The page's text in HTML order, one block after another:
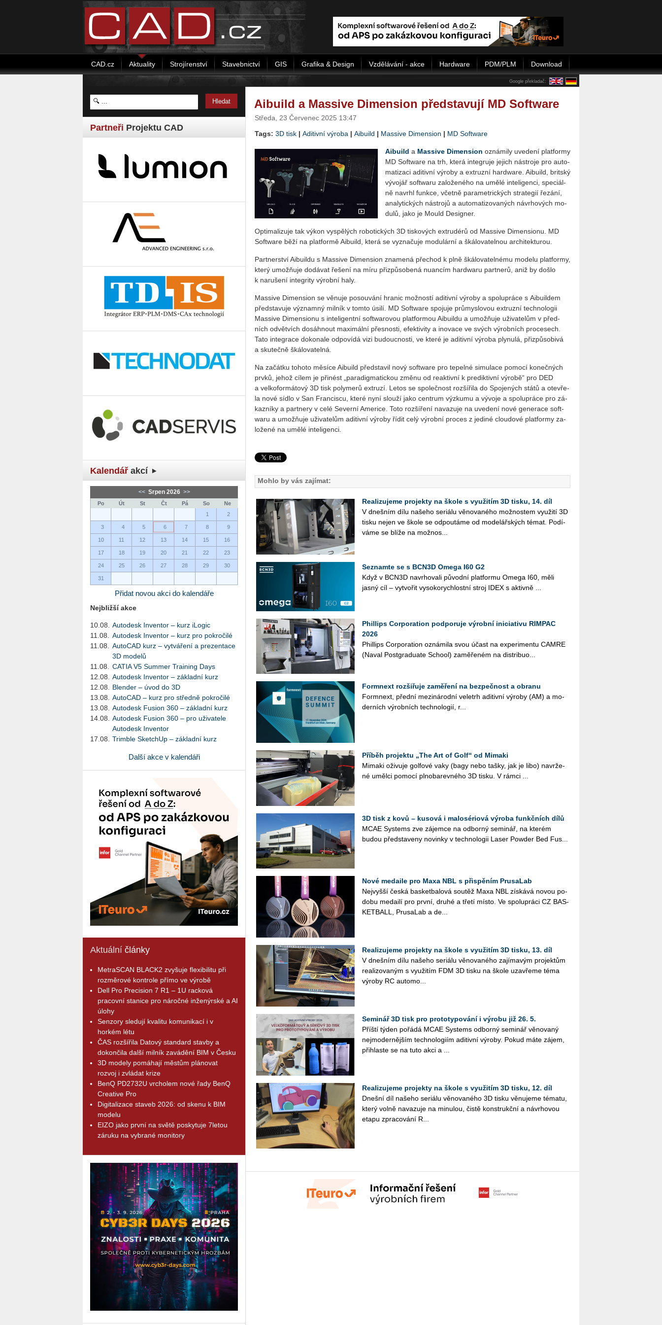
CAD.cz Aktuality Strojírenství Stavebnictví GIS Grafika & Design Vzdělávání - akce Hardware PDM/PLM Download
Google překladač:
Partneři Projektu CAD
Kalendář akcí
<< Srpen 2026 >>
Po Út St Čt Pá So
Ne
1
2
3 4 5 6 7 8 9
10 11 12 13 14 15 16
17 18 19 20 21 22 23
24 25 26 27 28 29 30
31
Přidat novou akci do kalendáře
Nejbližší akce
10.08.
Autodesk Inventor – kurz iLogic
11.08.
Autodesk Inventor – kurz pro pokročilé
11.08.
AutoCAD kurz – vytváření a prezentace
3D modelů
11.08.
CATIA V5 Summer Training Days
12.08.
Autodesk Inventor – základní kurz
12.08.
Blender – úvod do 3D
13.08.
AutoCAD – kurz pro středně pokročilé
13.08.
Autodesk Fusion 360 – základní kurz
14.08.
Autodesk Fusion 360 – pro uživatele
Autodesk Inventor
17.08.
Trimble SketchUp – základní kurz
Další akce v kalendáři
Aktuální články
MetraSCAN BLACK2 zvyšuje flexibilitu při
rozměrové kontrole přímo ve výrobě
Dell Pro Precision 7 R1 – 1U racková
pracovní stanice pro náročné inženýrské a AI
úlohy
Senzory sledují kvalitu komunikací i v
horkém létu
ČAS rozšířila Datový standard stavby a
dokončila další milník zavádění BIM v Česku
3D modely pomáhají městům plánovat
rozvoj i zvládat krize
BenQ PD2732U vrcholem nové řady BenQ
Creative Pro
Digitalizace staveb 2026: od skenu k BIM
modelu
EIZO jako první na světě poskytuje 7letou
záruku na vybrané monitory
Aibuild a Massive Dimension představují MD Software
Středa, 23 Červenec 2025 13:47
Tags: 3D tisk | Aditivní výroba | Aibuild | Massive Dimension | MD Software
Ai­bu­ild a Mas­si­ve Di­men­si­on ozná­mi­ly uve­de­ní plat­for­my
MD Soft­ware na trh, která in­te­gru­je je­jich ná­stro­je pro au­to­
ma­ti­za­ci adi­tiv­ní vý­ro­by a ex­truz­ní hard­ware. Ai­bu­ild, brit­ský
vý­vo­jář soft­wa­ru za­lo­že­né­ho na umělé in­te­li­gen­ci, spe­ci­ál­
ně na­vr­hl funk­ce, včet­ně pa­ra­me­t­ric­kých stra­te­gií ře­zá­ní,
ana­ly­tic­kých ná­stro­jů a au­to­ma­ti­zo­va­ných ná­vr­ho­vých mo­
du­lů, jako je Mould De­signer.
Op­ti­ma­li­zuje tak výkon vy­spě­lých ro­bo­tic­kých 3D tis­ko­vých ex­trudé­rů od Mas­si­ve Di­men­si­o­nu. MD
Soft­ware běží na plat­for­mě Ai­bu­ild, která se vy­zna­ču­je mo­du­lár­ní a šká­lo­va­tel­nou ar­chi­tek­tu­rou.
Part­ner­ství Ai­bu­il­du s Mas­si­ve Di­men­si­on zna­me­ná pře­chod k plně šká­lo­va­tel­né­mu mo­de­lu plat­for­my,
který umož­ňuje do­dá­vat ře­še­ní na míru při­způ­so­be­ná nu­an­cím hard­wa­ru part­ne­rů, aniž by došlo
k na­ru­še­ní in­te­gri­ty vý­rob­ní haly.
Mas­si­ve Di­men­si­on se vě­nu­je po­sou­vá­ní hra­nic mož­nos­tí adi­tiv­ní vý­ro­by a spo­lu­prá­ce s Ai­bu­il­dem
před­sta­vu­je vý­znam­ný mil­ník v tomto úsilí. MD Soft­ware spo­ju­je prů­mys­lo­vou ex­truz­ní tech­no­lo­gii
Mas­si­ve Di­men­si­o­nu s in­te­li­gent­ní soft­wa­ro­vou plat­for­mou Ai­bu­il­du a umož­ňuje uži­va­te­lům v před­
ních od­vět­vích do­sáh­nout ma­xi­mál­ní přes­nos­ti, efek­ti­vi­ty a ino­va­ce ve svých vý­rob­ních pro­ce­sech.
Tato in­te­gra­ce do­ko­na­le od­po­ví­dá vizi bu­douc­nos­ti, ve které je adi­tiv­ní vý­ro­ba ply­nu­lá, při­způ­so­bi­vá
a sku­teč­ně šká­lo­va­tel­ná.
Na za­čát­ku to­ho­to mě­sí­ce Ai­bu­ild před­sta­vil nový soft­ware pro te­pel­né si­mu­la­ce po­mo­cí ko­neč­ných
prvků, jehož cílem je při­nést „pa­ra­dig­ma­tic­kou změnu od re­ak­tiv­ní k pre­dik­tiv­ní vý­ro­bě“ pro DED
a vel­ko­for­má­to­vý 3D tisk po­ly­me­rů ex­tru­zí. Letos se spo­leč­nost roz­ší­ři­la do Spo­je­ných států a ote­vře­
la nové sídlo v San Fran­cis­cu, které nyní slou­ží jako cen­t­rum vý­zku­mu a vý­vo­je a spo­lu­prá­ce pro zá­
kaz­ní­ky a part­ne­ry v celé Se­ver­ní Ame­ri­ce. Toto roz­ší­ře­ní na­va­zu­je na uve­de­ní nové ge­ne­ra­ce soft­
wa­ru a umož­ňuje uži­va­te­lům adi­tiv­ní vý­ro­by řídit celý vý­rob­ní pro­ces z je­di­né clou­do­vé plat­for­my za­
lo­že­né na umělé in­te­li­gen­ci.
Mohlo by vás zajímat:
Realizujeme projekty na škole s využitím 3D tisku, 14. díl
V dneš­ním dílu na­še­ho se­ri­á­lu vě­no­va­né­ho mož­nos­tem vy­u­ži­tí 3D
tisku nejen ve škole se od­pou­tá­me od mo­de­lář­ských témat. Po­dí­
vá­me se blíže na mož­nos­...
Seznamte se s BCN3D Omega I60 G2
Když v BCN3D na­vr­ho­va­li pů­vod­ní plat­for­mu Omega I60, měli
jasný cíl – vy­tvo­řit vy­so­ko­rych­lost­ní stroj IDEX s ak­tiv­ně ...
Phillips Corporation podporuje výrobní iniciativu RIMPAC
2026
Phil­lips Cor­po­rati­on ozná­mi­la svou účast na ex­pe­ri­men­tu CAMRE
(Naval Post­gra­dua­te Scho­ol) za­mě­ře­ném na dis­tri­bu­o­...
Formnext rozšiřuje zaměření na bezpečnost a obranu
Form­next, před­ní me­zi­ná­rod­ní ve­letrh adi­tiv­ní vý­ro­by (AM) a mo­
der­ních vý­rob­ních tech­no­lo­gií, r...
Příběh projektu „The Art of Golf“ od Mimaki
Mi­ma­ki oži­vu­je gol­fo­vé vaky (bagy nebo tašky, jak je libo) na­vr­že­
né uměl­ci po­mo­cí pl­no­ba­rev­né­ho 3D tisku. V rámci ...
3D tisk z kovů – kusová i malosériová výroba funkčních dílů
MCAE Sys­tems zve zá­jem­ce na od­bor­ný se­mi­nář, na kte­rém
budou před­sta­ve­ny no­vin­ky v tech­no­lo­gii Laser Pow­der Bed Fus...
Nové medaile pro Maxa NBL s přispěním PrusaLab
Nej­vyš­ší česká bas­ket­ba­lo­vá sou­těž Maxa NBL zís­ká­vá novou po­
do­bu me­dai­lí pro první, druhé a třetí místo. Ve spo­lu­prá­ci CZ BAS­
KET­BALL, Prusa­Lab a de­...
Realizujeme projekty na škole s využitím 3D tisku, 13. díl
V dneš­ním dílu na­še­ho se­ri­á­lu vě­no­va­né­ho za­jí­ma­vým pro­jek­tům
re­a­li­zo­va­ným s vy­u­ži­tím FDM 3D tisku na škole uza­vře­me téma
vý­ro­by RC au­to­mo­...
Seminář 3D tisk pro prototypování i výrobu již 26. 5.
Příští týden po­řá­dá MCAE Sys­tems od­bor­ný se­mi­nář vě­no­va­ný
nej­mo­der­něj­ším tech­no­lo­giím adi­tiv­ní vý­ro­by. Pokud máte zájem,
při­hlas­te se na tuto akci a ...
Realizujeme projekty na škole s využitím 3D tisku, 12. díl
Dneš­ní díl na­še­ho se­ri­á­lu vě­no­va­né­ho 3D tisku vě­nu­je­me té­ma­tu,
který volně na­va­zu­je na mi­nu­lou, čistě kon­strukč­ní a ná­vr­ho­vou
etapu zpra­co­vá­ní R...